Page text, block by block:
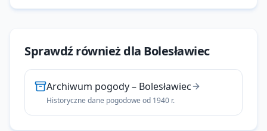
Sprawdź również dla Bolesławiec
Archiwum pogody– Bolesławiec
Historyczne dane pogodowe od 1940 r.